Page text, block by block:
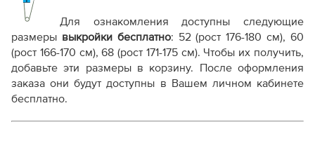
Выкройка PDF для печати на принтере A4 или
плоттере A0 с шириной печати 810мм в зависимости
от выбора формата
Инструкция-платье-Лучия7001.pdf
Дополнительные файлы:
Терминология ВТО
Для ознакомления доступны следующие
размеры выкройки бесплатно: 52 (рост 176-180 см), 60
(рост 166-170 см), 68 (рост 171-175 см). Чтобы их получить,
добавьте эти размеры в корзину. После оформления
заказа они будут доступны в Вашем личном кабинете
бесплатно.